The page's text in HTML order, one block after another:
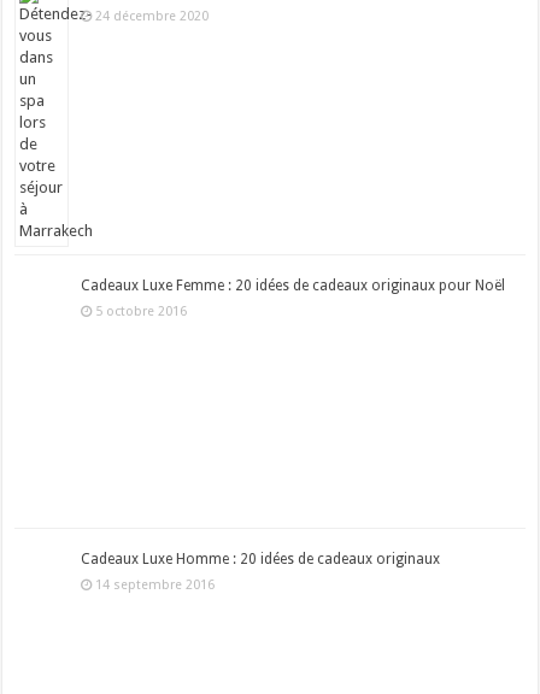
24 décembre 2020
Cadeaux Luxe Femme : 20 idées de cadeaux originaux pour Noël
5 octobre 2016
Cadeaux Luxe Homme : 20 idées de cadeaux originaux
14 septembre 2016